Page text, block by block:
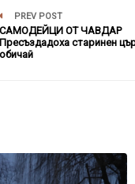
PREV POST
САМОДЕЙЦИ ОТ ЧАВДАР
Пресъздадоха старинен
обичай